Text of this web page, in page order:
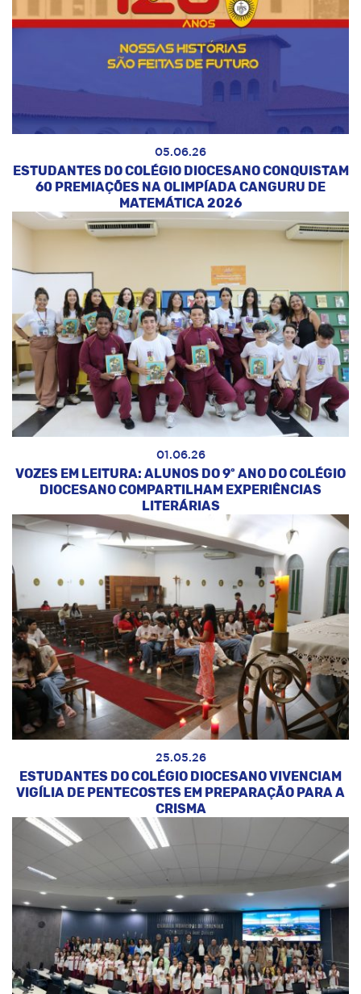
05.06.26
ESTUDANTES DO COLÉGIO DIOCESANO CONQUISTAM
60 PREMIAÇÕES NA OLIMPÍADA CANGURU DE
MATEMÁTICA 2026
01.06.26
VOZES EM LEITURA: ALUNOS DO 9º ANO DO COLÉGIO
DIOCESANO COMPARTILHAM EXPERIÊNCIAS
LITERÁRIAS
25.05.26
ESTUDANTES DO COLÉGIO DIOCESANO VIVENCIAM
VIGÍLIA DE PENTECOSTES EM PREPARAÇÃO PARA A
CRISMA